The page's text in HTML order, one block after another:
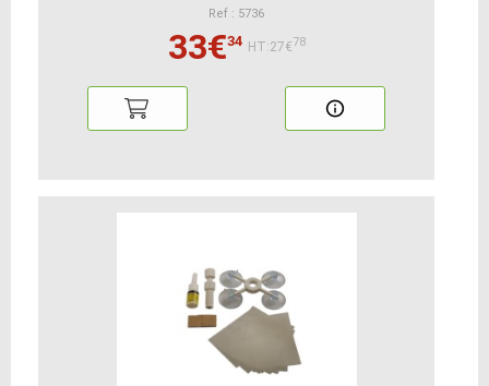
Ref : 5736
33€34 HT:27€78